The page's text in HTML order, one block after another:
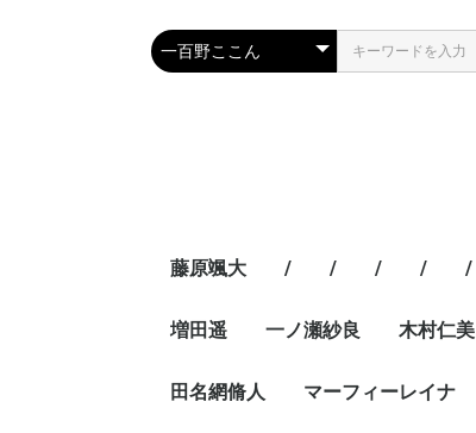
藤原颯大 / / / / /
増田遥 一ノ瀬紗良 木村仁美
田名網脩人 マーフィーレイナ